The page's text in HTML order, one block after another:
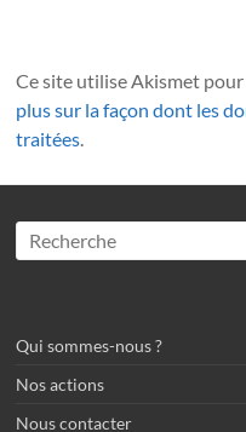
Ce site utilise Akismet
plus sur la façon dont les
traitées
Qui sommes-nous ?
Nos actions
Nous contacter